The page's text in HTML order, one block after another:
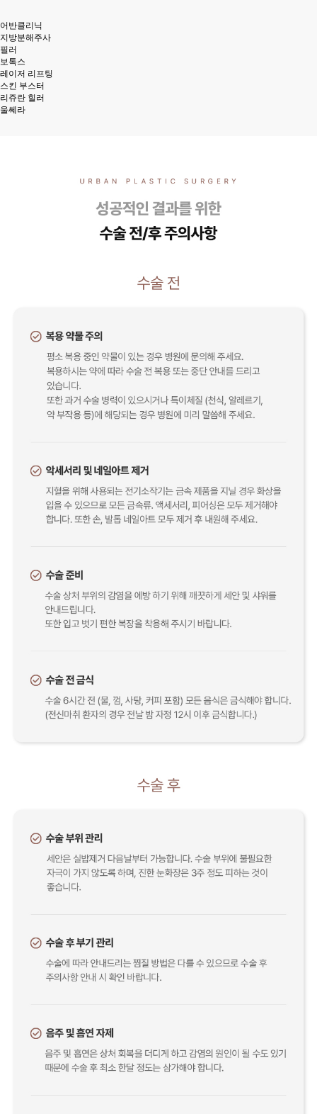
어반클리닉
지방분해주사
필러
보톡스
레이저 리프팅
스킨 부스터
리쥬란 힐러
울쎄라